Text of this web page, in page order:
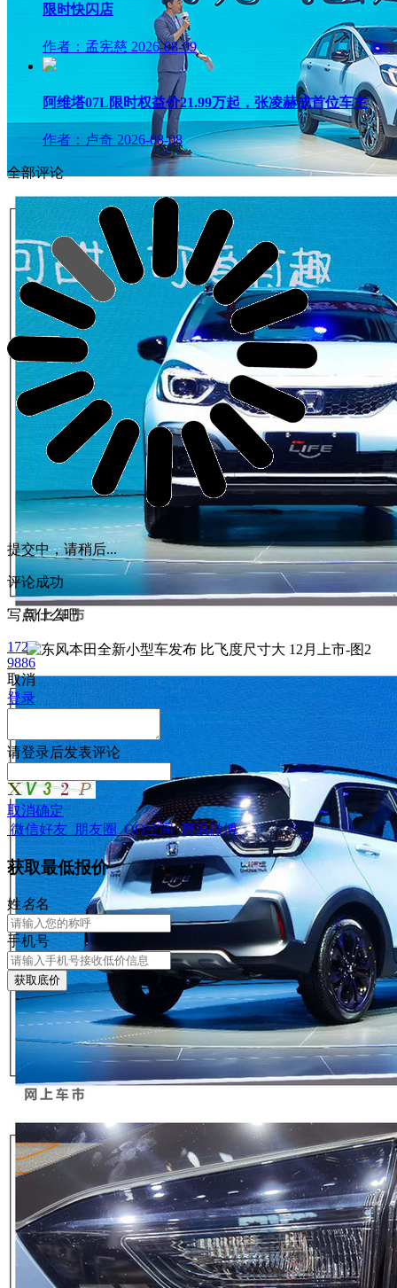
限时快闪店
作者：孟宪慈 2026-08-09
阿维塔07L限时权益价21.99万起，张凌赫成首位车主
作者：卢奇 2026-08-08
全部评论
提交中，请稍后...
评论成功
写点什么吧
172
9886
取消
登录
请登录后发表评论
取消确定
微信好友 朋友圈 QQ空间 新浪微博
获取最低报价
姓名名
手机号
获取底价